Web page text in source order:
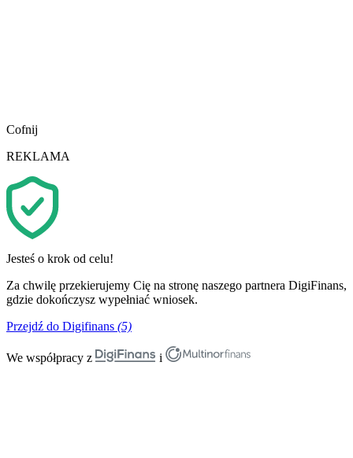
Cofnij
REKLAMA
Jesteś o krok od celu!
Za chwilę przekierujemy Cię na stronę naszego partnera DigiFinans,
gdzie dokończysz wypełniać wniosek.
Przejdź do Digifinans (5)
We współpracy z i